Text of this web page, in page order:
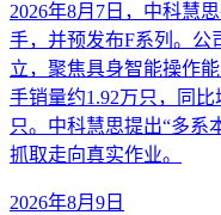
2026年8月7日，中科慧
手，并预发布F系列。公
立，聚焦具身智能操作
手销量约1.92万只，同比
只。中科慧思提出“多系
抓取走向真实作业。
2026年8月9日